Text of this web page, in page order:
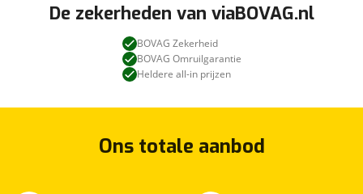
De zekerheden van viaBOVAG.nl
BOVAG Zekerheid
BOVAG Omruilgarantie
Heldere all-in prijzen
Ons totale aanbod